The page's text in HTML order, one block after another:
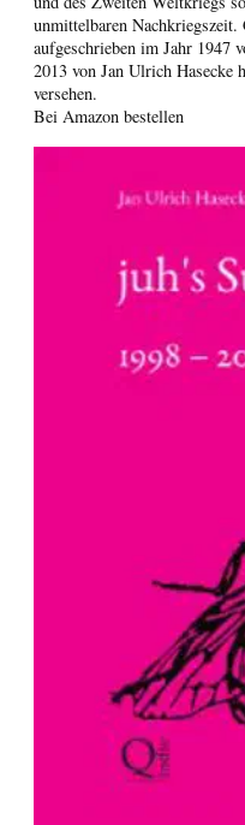
unmittelbaren
aufgeschrieben im Jahr 1947
2013 von Jan Ulrich Hasecke
versehen.
Bei Amazon bestellen